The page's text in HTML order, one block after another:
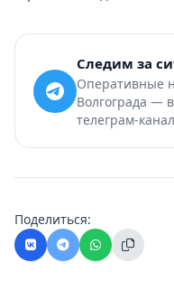
Следим за
Оперативные
Волгограда —
телеграм-
Поделиться: